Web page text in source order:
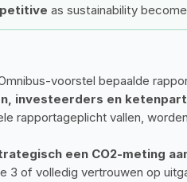
as sustainability
voorstel bepaalde
investeerders en
rapportageplicht vallen,
een CO2-meting
3 of volledig vertrouwen op